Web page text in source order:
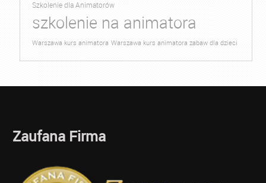
Szkolenie dla Animatorów
szkolenie na animatora
Warszawa kurs animatora Warszawa kurs animatora zabaw dla dzieci
Zaufana Firma